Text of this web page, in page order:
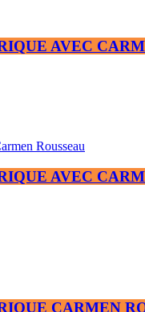
AVEC
Rousseau
AVEC
CARMEN